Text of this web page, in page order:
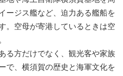
ージス艦など、迫力ある艦船を
。空母が寄港しているときは空
る方だけでなく、観光客や家族
で、横須賀の歴史と海軍文化を